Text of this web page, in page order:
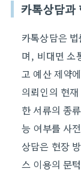
카톡상담과
카톡상담은
며, 비대면 소
고 예산 제약
의뢰인의 현
한 서류의 종
능 여부를 사
상담은 현장
스 이용의 문